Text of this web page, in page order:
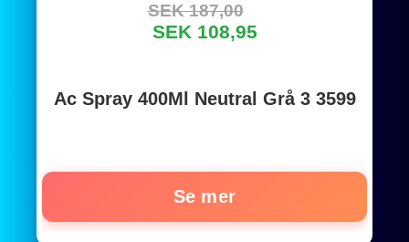
SEK 187,00
SEK 108,95
Ac Spray 400Ml Neutral Grå 3 3599
Se mer